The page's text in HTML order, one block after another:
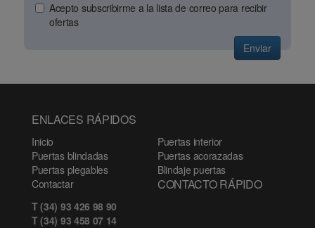
Acepto subscribirme a la lista de correo para recibir
ofertas
Enviar
ENLACES RÁPIDOS
Inicio
Puertas interior
Puertas blindadas
Puertas acorazadas
Puertas plegables
Blindaje puertas
Contactar
CONTACTO RÁPIDO
T (34) 93 426 98 90
T (34) 93 458 07 14